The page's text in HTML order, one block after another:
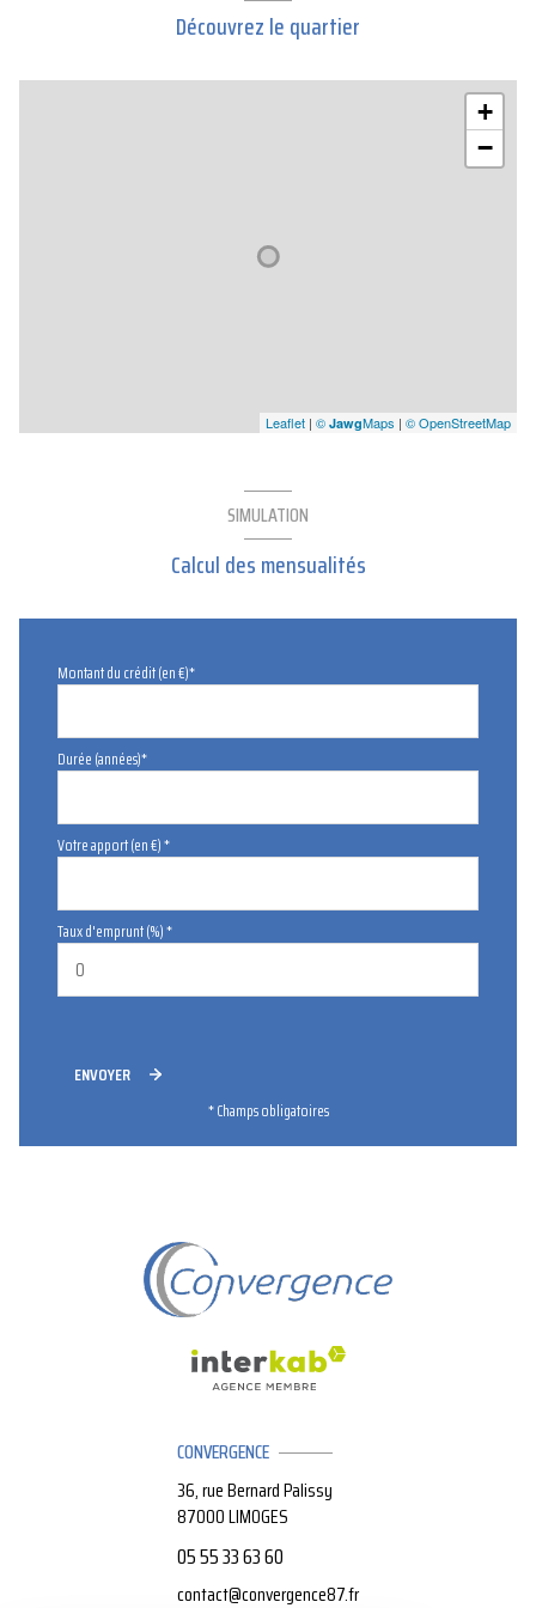
Découvrez le quartier
+
−
Leaflet | © JawgMaps | © OpenStreetMap
SIMULATION
Calcul des mensualités
Montant du crédit (en €)*
Durée (années)*
Votre apport (en €) *
Taux d'emprunt (%) *
ENVOYER
* Champs obligatoires
CONVERGENCE
36, rue Bernard Palissy
87000LIMOGES
05 55 33 63 60
contact@convergence87.fr